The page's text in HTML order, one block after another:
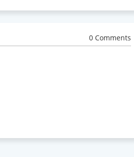
0 Comments